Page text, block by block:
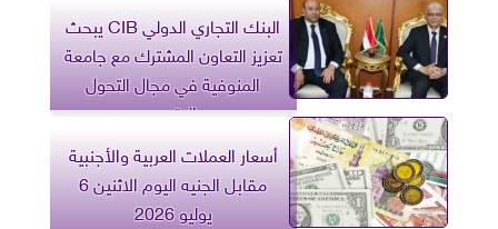
الاقتصادي للأسر الأكثر استحقاقًا
البنك التجاري الدولي CIB يبحث
تعزيز التعاون المشترك مع جامعة
المنوفية في مجال التحول
الرقمي
أسعار العملات العربية والأجنبية
مقابل الجنيه اليوم الاثنين 6
يوليو 2026